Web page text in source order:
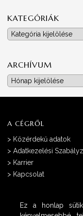
KATEGÓRIÁK
Kategóriák
ARCHÍVUM
Archívum
A CÉGRŐL
> Közérdekű adatok
> Adatkezelési
> Karrier
> Kapcsolat
Ez a honlap